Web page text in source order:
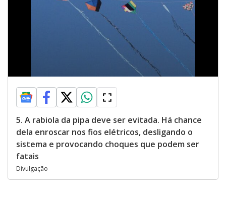
5. A rabiola da pipa deve ser evitada. Há chance
dela enroscar nos fios elétricos, desligando o
sistema e provocando choques que podem ser
fatais
Divulgação